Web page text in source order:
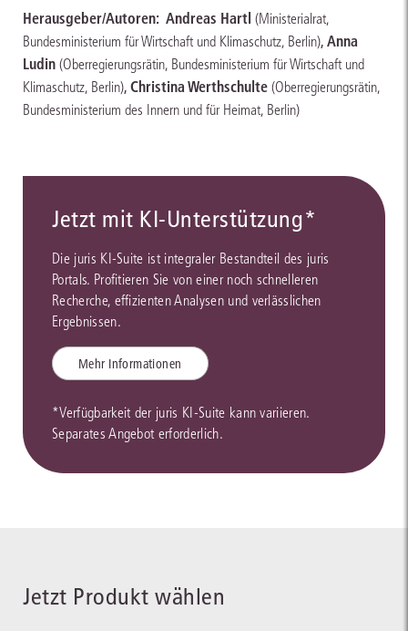
Herausgeber/Autoren: Andreas Hartl (Ministerialrat,
Bundesministerium für Wirtschaft und Klimaschutz, Berlin), Anna
Ludin (Oberregierungsrätin, Bundesministerium für Wirtschaft und
Klimaschutz, Berlin), Christina Werthschulte (Oberregierungsrätin,
Bundesministerium des Innern und für Heimat, Berlin)
Jetzt mit KI-Unterstützung*
Die juris KI-Suite ist integraler Bestandteil des juris
Portals. Profitieren Sie von einer noch schnelleren
Recherche, effizienten Analysen und verlässlichen
Ergebnissen.
Mehr Informationen
*Verfügbarkeit der juris KI-Suite kann variieren.
Separates Angebot erforderlich.
Jetzt Produkt wählen